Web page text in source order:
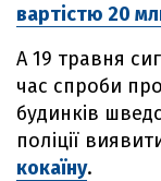
вартістю 20
А 19 травня
час спроби
будинків
поліції
кокаїну.